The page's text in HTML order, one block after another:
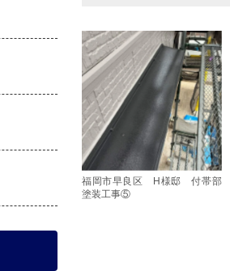
福岡市早良区 H様邸 付帯部
塗装工事⑤